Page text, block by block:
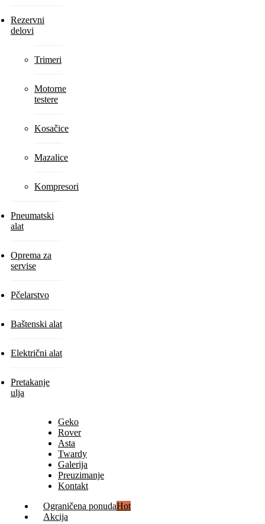
Rezervni
delovi
Trimeri
Motorne
testere
Kosačice
Mazalice
Kompresori
Pneumatski
alat
Oprema za
servise
Pčelarstvo
Baštenski alat
Električni alat
Pretakanje
ulja
Geko
Rover
Asta
Twardy
Galerija
Preuzimanje
Kontakt
Ograničena ponudaHot
Akcija